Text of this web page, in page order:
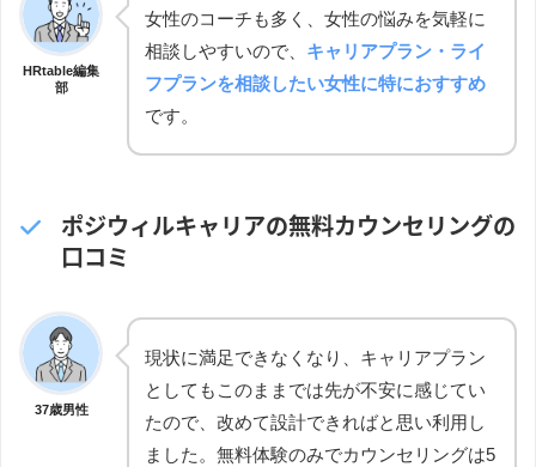
HRtable編集
部
女性のコーチも多く、女性の悩みを気軽に
相談しやすいので、 キャリアプラン・ライ
フプランを相談したい女性に特におすすめ
です。
ポジウィルキャリアの無料カウンセリングの
口コミ
37歳男性
現状に満足できなくなり、キャリアプラン
としてもこのままでは先が不安に感じてい
たので、改めて設計できればと思い利用し
ました。無料体験のみでカウンセリングは5